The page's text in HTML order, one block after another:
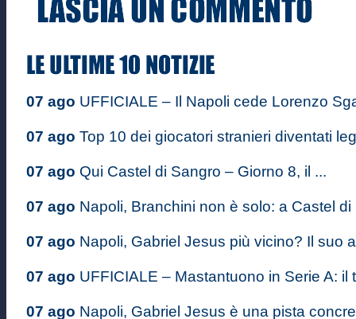
07 ago UFFICIALE – Il Napoli cede Lorenzo
07 ago Top 10 dei giocatori stranieri diventati
07 ago Qui Castel di Sangro – Giorno 8, il ...
07 ago Napoli, Branchini non è solo: a Castel di
07 ago Napoli, Gabriel Jesus più vicino? Il suo
07 ago UFFICIALE – Mastantuono in Serie A: il
07 ago Napoli, Gabriel Jesus è una pista